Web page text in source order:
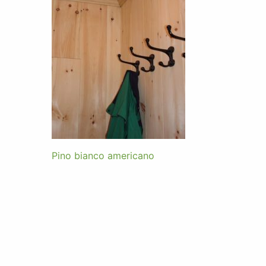
Navigazione
Pino bianco americano